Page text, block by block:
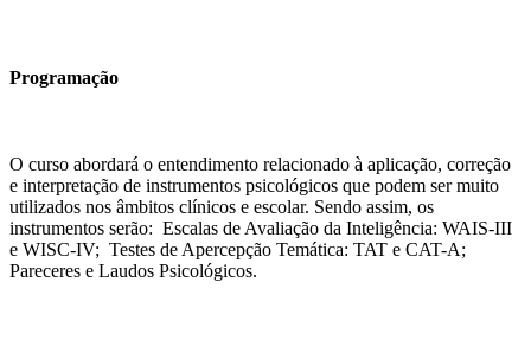
Programação
O curso abordará o entendimento relacionado à aplicação, correção
e interpretação de instrumentos psicológicos que podem ser muito
utilizados nos âmbitos clínicos e escolar. Sendo assim, os
instrumentos serão: Escalas de Avaliação da Inteligência: WAIS-III
e WISC-IV; Testes de Apercepção Temática: TAT e CAT-A;
Pareceres e Laudos Psicológicos.